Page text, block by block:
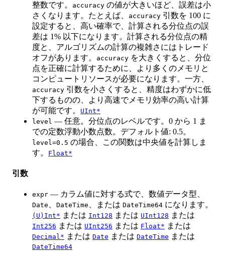
整数です。
accuracy の値が大きいほど、誤差は小
さくなります。たとえば、
accuracy 引数を 100 に
設定すると、高い確率で、計算される分位点の誤
差は 1% 以下になります。計算される分位点の精
度と、アルゴリズムの計算の複雑さにはトレード
オフがあります。
accuracy を大きくすると、分位
点を正確に計算するために、より多くのメモリと
コンピュートリソースが必要になります。一方、
accuracy 引数を小さくすると、精度はわずかに低
下するものの、より高速でメモリ効率の高い計算
が可能です。
UInt*
level — 任意。分位点のレベルです。0 から 1 ま
での定数浮動小数点数。デフォルト値: 0.5。
level=0.5 の場合、この関数は中央値を計算しま
す。
Float*
引数
expr — カラム値に対する式で、数値データ型、
Date 、 DateTime 、または DateTime64 になります。
(U)Int* または Int128 または UInt128 または
Int256 または UInt256 または Float* または
Decimal* または Date または DateTime または
DateTime64